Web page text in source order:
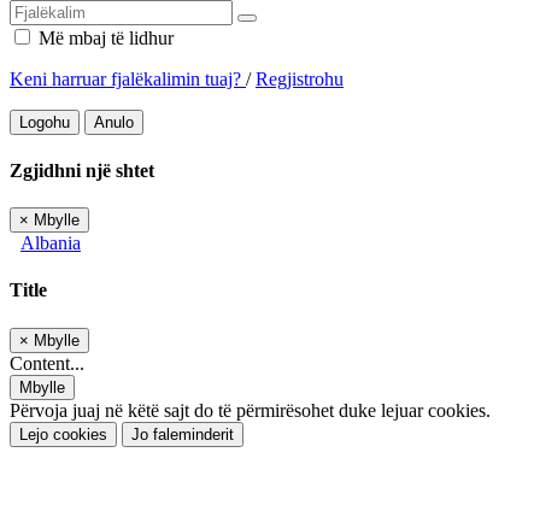
Më mbaj të lidhur
Keni harruar fjalëkalimin tuaj? /Regjistrohu
Logohu Anulo
Zgjidhni një shtet
× Mbylle
Albania
Title
× Mbylle
Content...
Mbylle
Përvoja juaj në këtë sajt do të përmirësohet duke lejuar cookies.
Lejo cookies Jo faleminderit